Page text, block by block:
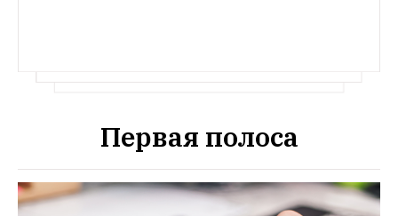
Первая полоса